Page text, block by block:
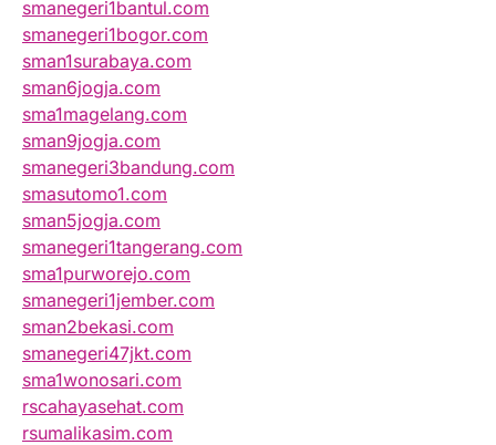
smanegeri1bantul.com
smanegeri1bogor.com
sman1surabaya.com
sman6jogja.com
sma1magelang.com
sman9jogja.com
smanegeri3bandung.com
smasutomo1.com
sman5jogja.com
smanegeri1tangerang.com
sma1purworejo.com
smanegeri1jember.com
sman2bekasi.com
smanegeri47jkt.com
sma1wonosari.com
rscahayasehat.com
rsumalikasim.com